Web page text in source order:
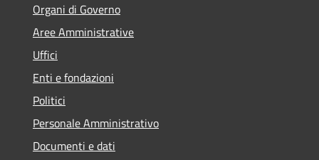
Organi di Governo
Aree Amministrative
Uffici
Enti e fondazioni
Politici
Personale Amministrativo
Documenti e dati